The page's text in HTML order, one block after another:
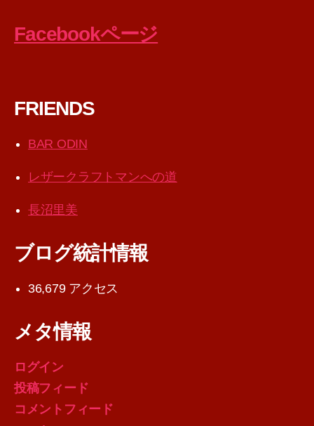
Facebookページ
FRIENDS
BAR ODIN
レザークラフトマンへの道
長沼里美
ブログ統計情報
36,679 アクセス
メタ情報
ログイン
投稿フィード
コメントフィード